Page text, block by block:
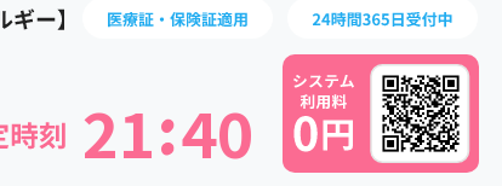
21 40
: